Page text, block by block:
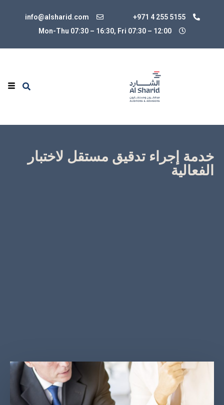
+971 4 255 5155
info@alsharid.com
Mon-Thu 07:30 – 16:30, Fri 07:30 – 12:00
خدمة إجراء تدقيق مستقل لاختبار
الفعالية